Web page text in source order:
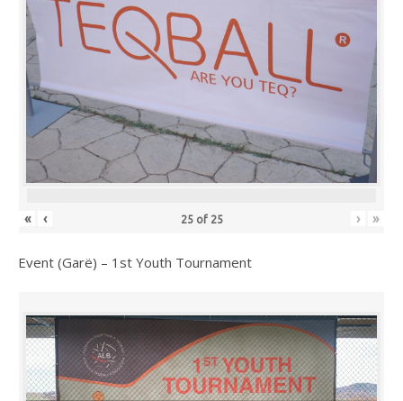
« ‹ 25of 25 › »
Event (Garë) – 1st Youth Tournament